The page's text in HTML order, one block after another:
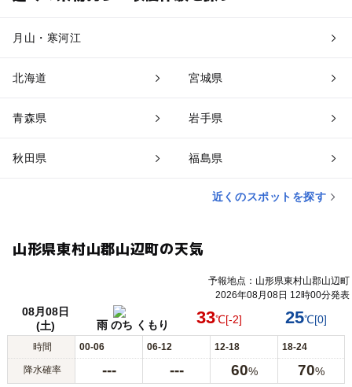
月山・寒河江
北海道 宮城県
青森県 岩手県
秋田県 福島県
近くのスポットを探す
山形県東村山郡山辺町の天気
予報地点：山形県東村山郡山辺町
2026年08月08日 12時00分発表
08月08日
(土)
雨 のち くもり 33℃[-2] 25℃[0]
時間 00-06 06-12 12-18 18-24
降水確率 --- --- 60% 70%